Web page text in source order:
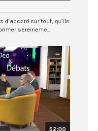
d’accord sur tout, qu’ils
sereineme...
52:00